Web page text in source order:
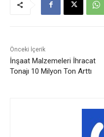
Önceki İçerik
İnşaat Malzemeleri İhracat
Tonajı 10 Milyon Ton Arttı